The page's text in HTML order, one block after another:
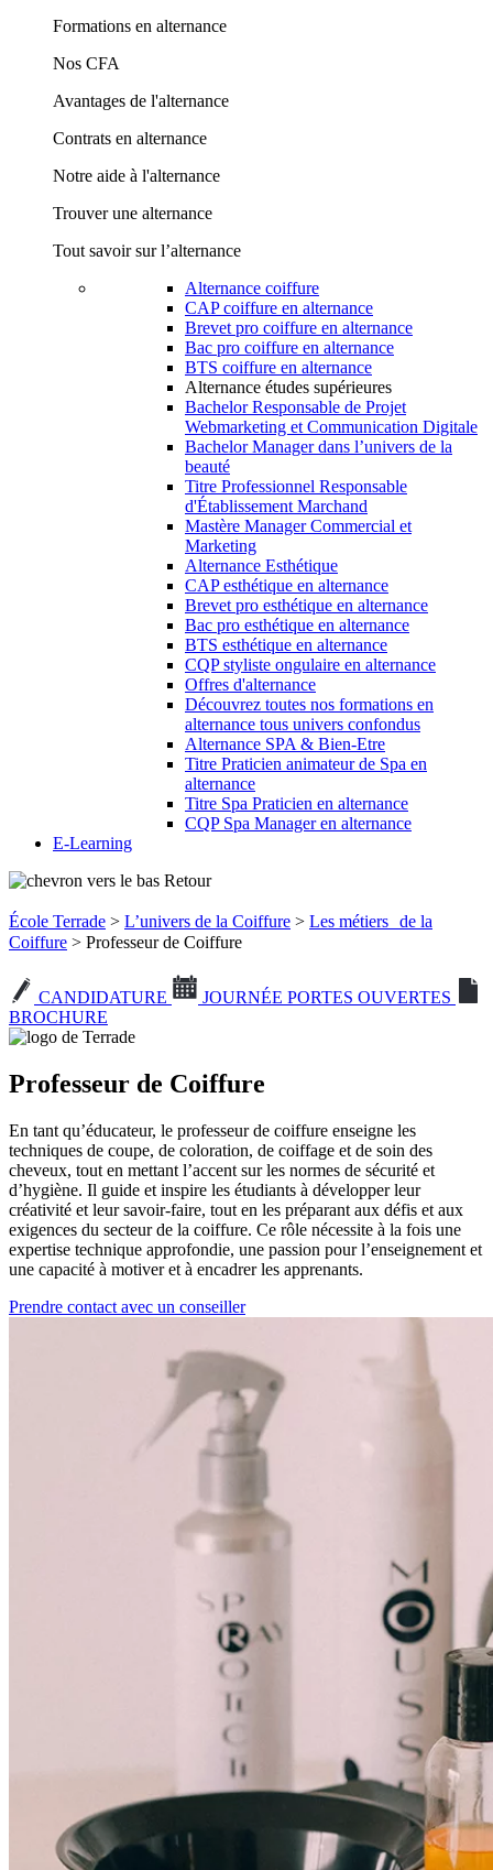
Formations en alternance
Nos CFA
Avantages de l'alternance
Contrats en alternance
Notre aide à l'alternance
Trouver une alternance
Tout savoir sur l’alternance
Alternance coiffure
CAP coiffure en alternance
Brevet pro coiffure en alternance
Bac pro coiffure en alternance
BTS coiffure en alternance
Alternance études supérieures
Bachelor Responsable de Projet
Webmarketing et Communication Digitale
Bachelor Manager dans l’univers de la
beauté
Titre Professionnel Responsable
d'Établissement Marchand
Mastère Manager Commercial et
Marketing
Alternance Esthétique
CAP esthétique en alternance
Brevet pro esthétique en alternance
Bac pro esthétique en alternance
BTS esthétique en alternance
CQP styliste ongulaire en alternance
Offres d'alternance
Découvrez toutes nos formations en
alternance tous univers confondus
Alternance SPA & Bien-Etre
Titre Praticien animateur de Spa en
alternance
Titre Spa Praticien en alternance
CQP Spa Manager en alternance
E-Learning
Retour
École Terrade > L’univers de la Coiffure > Les métiers de la
Coiffure > Professeur de Coiffure
CANDIDATURE
JOURNÉE PORTES OUVERTES
BROCHURE
Professeur de Coiffure
En tant qu’éducateur, le professeur de coiffure enseigne les
techniques de coupe, de coloration, de coiffage et de soin des
cheveux, tout en mettant l’accent sur les normes de sécurité et
d’hygiène. Il guide et inspire les étudiants à développer leur
créativité et leur savoir-faire, tout en les préparant aux défis et aux
exigences du secteur de la coiffure. Ce rôle nécessite à la fois une
expertise technique approfondie, une passion pour l’enseignement et
une capacité à motiver et à encadrer les apprenants.
Prendre contact avec un conseiller